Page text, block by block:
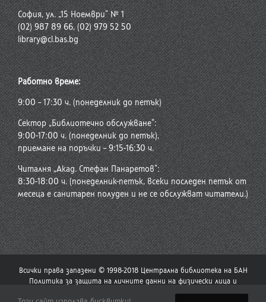
София, ул. „15 Ноември“ № 1
(02) 987 89 66, (02) 979 52 50
library@cl.bas.bg
Работно време:
9:00 – 17:30 ч. (понеделник до петък)
Сектор „Библиотечно обслужване“:
9:00-17:00 ч. (понеделник до петък),
приемане на поръчки – 9:15-16:30 ч.
Читалня „Акад. Стефан Панаретов“:
8:30-18:00 ч. (понеделник-петък, всеки последен петък от
месеца е санитарен полуден и не се обслужват читатели.)
Всички права запазени © 1998-2018 Централна библиотека на БАН
Политика за защита на личните данни на физически лица и
политика за употреба на бисквитки